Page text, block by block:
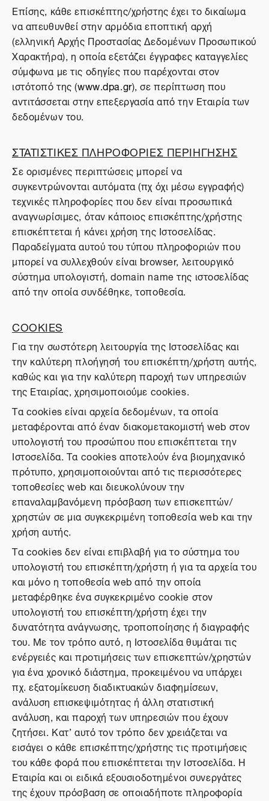
Επίσης, κάθε επισκέπτης/χρήστης έχει το δικαίωμα
να απευθυνθεί στην αρμόδια εποπτική αρχή
(ελληνική Αρχής Προστασίας Δεδομένων Προσωπικού
Χαρακτήρα), η οποία εξετάζει έγγραφες καταγγελίες
σύμφωνα με τις οδηγίες που παρέχονται στον
ιστότοπό της (www.dpa.gr), σε περίπτωση που
αντιτάσσεται στην επεξεργασία από την Εταιρία των
δεδομένων του.
ΣΤΑΤΙΣΤΙΚΕΣ ΠΛΗΡΟΦΟΡΙΕΣ ΠΕΡΙΗΓΗΣΗΣ
Σε ορισμένες περιπτώσεις μπορεί να
συγκεντρώνονται αυτόματα (πχ όχι μέσω εγγραφής)
τεχνικές πληροφορίες που δεν είναι προσωπικά
αναγνωρίσιμες, όταν κάποιος επισκέπτης/χρήστης
επισκέπτεται ή κάνει χρήση της Ιστοσελίδας.
Παραδείγματα αυτού του τύπου πληροφοριών που
μπορεί να συλλεχθούν είναι browser, λειτουργικό
σύστημα υπολογιστή, domain name της ιστοσελίδας
από την οποία συνδέθηκε, τοποθεσία.
COOKIES
Για την σωστότερη λειτουργία της Ιστοσελίδας και
την καλύτερη πλοήγησή του επισκέπτη/χρήστη αυτής,
καθώς και για την καλύτερη παροχή των υπηρεσιών
της Εταιρίας, χρησιμοποιούμε cookies.
Τα cookies είναι αρχεία δεδομένων, τα οποία
μεταφέρονται από έναν διακομετακομιστή web στον
υπολογιστή του προσώπου που επισκέπτεται την
Ιστοσελίδα. Τα cookies αποτελούν ένα βιομηχανικό
πρότυπο, χρησιμοποιούνται από τις περισσότερες
τοποθεσίες web και διευκολύνουν την
επαναλαμβανόμενη πρόσβαση των επισκεπτών/
χρηστών σε μια συγκεκριμένη τοποθεσία web και την
χρήση αυτής.
Τα cookies δεν είναι επιβλαβή για το σύστημα του
υπολογιστή του επισκέπτη/χρήστη ή για τα αρχεία του
και μόνο η τοποθεσία web από την οποία
μεταφέρθηκε ένα συγκεκριμένο cookie στον
υπολογιστή του επισκέπτη/χρήστη έχει την
δυνατότητα ανάγνωσης, τροποποίησης ή διαγραφής
του. Με τον τρόπο αυτό, η Ιστοσελίδα θυμάται τις
ενέργειές και προτιμήσεις των επισκεπτών/χρηστών
για ένα χρονικό διάστημα, προκειμένου να υπάρχει
πχ. εξατομίκευση διαδικτυακών διαφημίσεων,
ανάλυση επισκεψιμότητας ή άλλη στατιστική
ανάλυση, και παροχή των υπηρεσιών που έχουν
ζητήσει. Κατ’ αυτό τον τρόπο δεν χρειάζεται να
εισάγει ο κάθε επισκέπτης/χρήστης τις προτιμήσεις
του κάθε φορά που επισκέπτεται την Ιστοσελίδα. Η
Εταιρία και οι ειδικά εξουσιοδοτημένοι συνεργάτες
της έχουν πρόσβαση σε οποιαδήποτε πληροφορία